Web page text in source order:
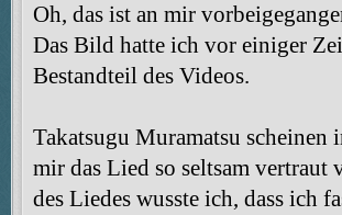
Oh, das ist an mir
Das Bild hatte ich vor einiger
Bestandteil des Videos.
Takatsugu Muramatsu scheinen
mir das Lied so seltsam vertraut
des Liedes wusste ich, dass ich